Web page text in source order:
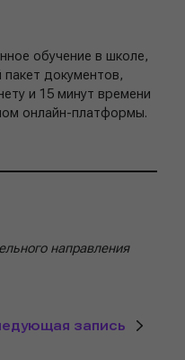
обучение в школе,
документов,
и 15 минут времени
онлайн-платформы.
направления
запись